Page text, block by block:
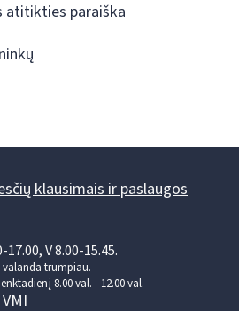
atitikties paraiška
klausimais ir paslaugos
V 8.00-15.45.
valanda trumpiau.
8.00 val. - 12.00 val.